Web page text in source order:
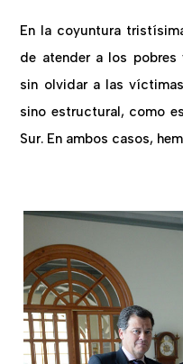
En la coyuntura
de atender a los
sin olvidar a las
sino estructural, como
Sur. En ambos casos,